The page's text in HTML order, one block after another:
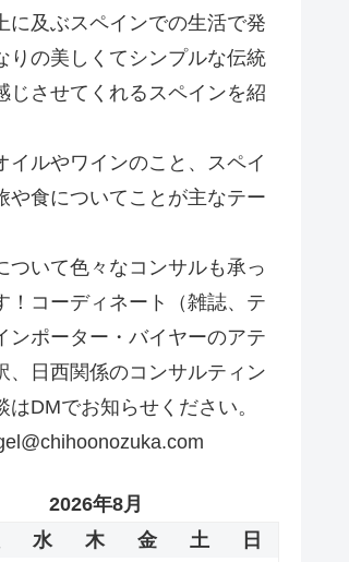
に及ぶスペインでの生活で発
りの美しくてシンプルな伝統
じさせてくれるスペインを紹
イルやワインのこと、スペイ
や食についてことが主なテー
ついて色々なコンサルも承っ
！コーディネート（雑誌、テ
ンポーター・バイヤーのアテ
、日西関係のコンサルティン
はDMでお知らせください。
2026年8月
水 木 金 土
日